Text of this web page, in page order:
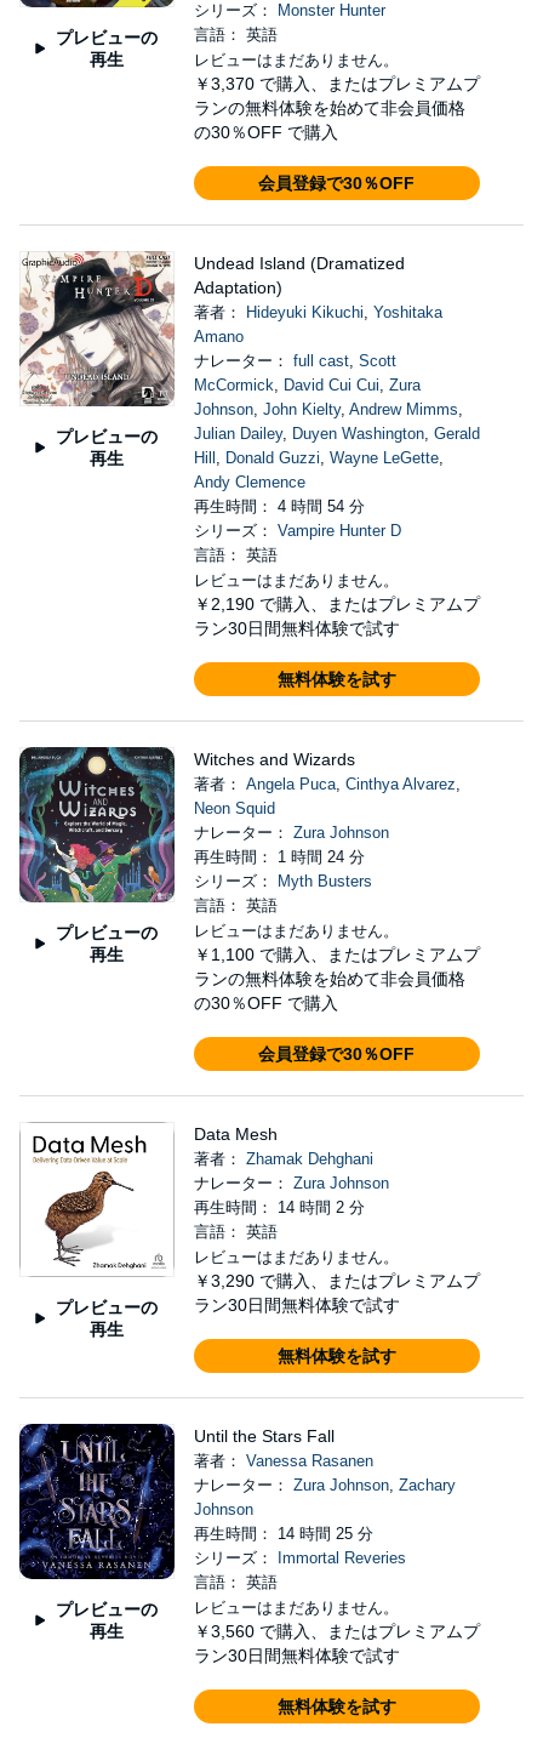
プレビューの
再生
シリーズ：
Monster Hunter
言語： 英語
レビューはまだありません。
￥3,370 で購入、またはプレミアムプ
ランの無料体験を始めて非会員価格
の30％OFF で購入
会員登録で30％OFF
プレビューの
再生
Undead Island (Dramatized
Adaptation)
著者： Hideyuki Kikuchi, Yoshitaka
Amano
ナレーター： full cast, Scott
McCormick, David Cui Cui, Zura
Johnson, John Kielty, Andrew Mimms,
Julian Dailey, Duyen Washington, Gerald
Hill , Donald Guzzi, Wayne LeGette,
Andy Clemence
再生時間： 4 時間 54 分
シリーズ： Vampire Hunter D
言語： 英語
レビューはまだありません。
￥2,190 で購入、またはプレミアムプ
ラン30日間無料体験で試す
無料体験を試す
プレビューの
再生
Witches and Wizards
著者： Angela Puca, Cinthya Alvarez,
Neon Squid
ナレーター： Zura Johnson
再生時間： 1 時間 24 分
シリーズ：
Myth Busters
言語： 英語
レビューはまだありません。
￥1,100 で購入、またはプレミアムプ
ランの無料体験を始めて非会員価格
の30％OFF で購入
会員登録で30％OFF
プレビューの
再生
Data Mesh
著者： Zhamak Dehghani
ナレーター： Zura Johnson
再生時間： 14 時間 2 分
言語： 英語
レビューはまだありません。
￥3,290 で購入、またはプレミアムプ
ラン30日間無料体験で試す
無料体験を試す
プレビューの
再生
Until the Stars Fall
著者： Vanessa Rasanen
ナレーター： Zura Johnson, Zachary
Johnson
再生時間： 14 時間 25 分
シリーズ：
Immortal Reveries
言語： 英語
レビューはまだありません。
￥3,560 で購入、またはプレミアムプ
ラン30日間無料体験で試す
無料体験を試す